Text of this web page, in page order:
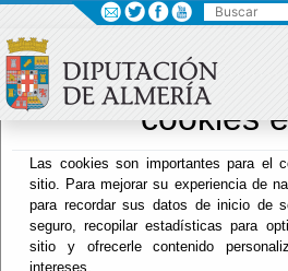
Sus
cookies
Las cookies son importantes para el
sitio. Para mejorar su experiencia de
para recordar sus datos de inicio de
seguro, recopilar estadísticas para
sitio y ofrecerle contenido
intereses.
Menú